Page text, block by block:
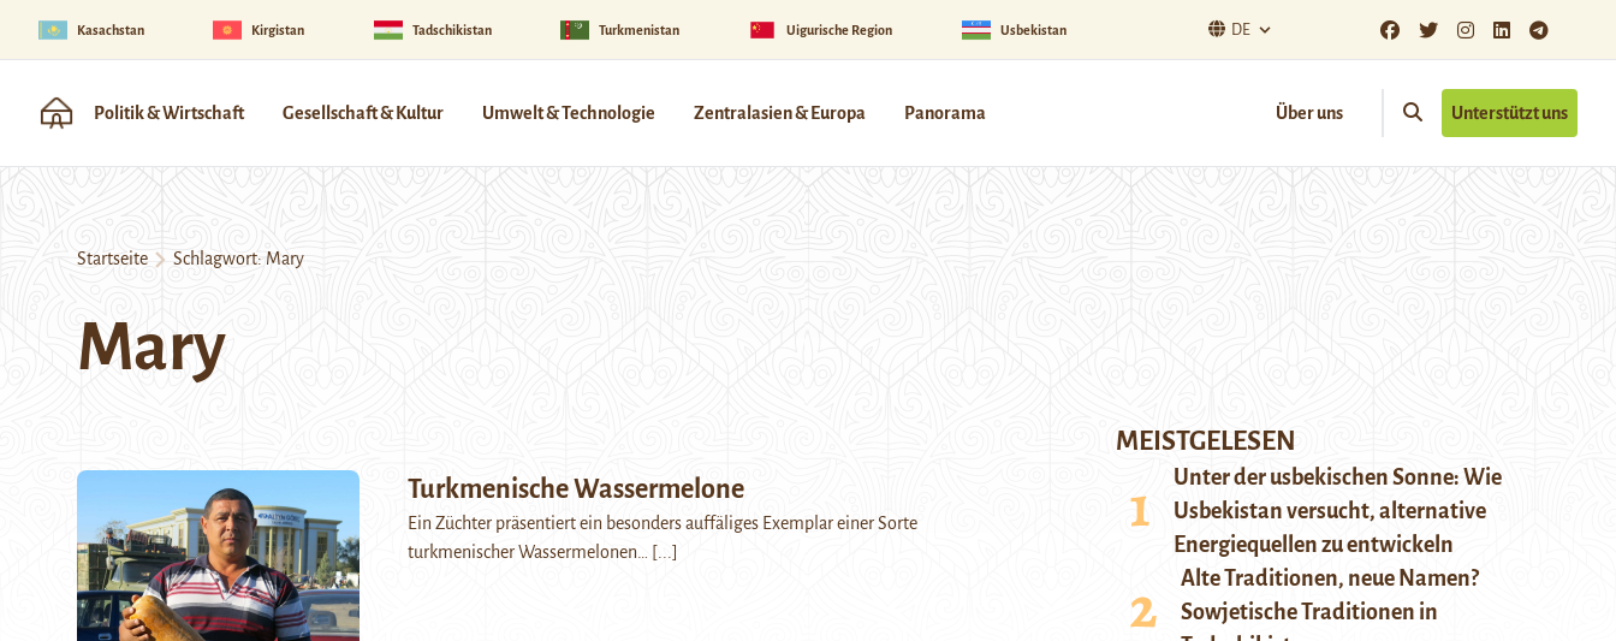
Kasachstan Kirgistan Tadschikistan Turkmenistan Uigurische Region Usbekistan DE
Politik & Wirtschaft Gesellschaft & Kultur Umwelt & Technologie Zentralasien & Europa Panorama Über uns Unterstützt uns
Startseite Schlagwort: Mary
Mary
Turkmenische Wassermelone
Ein Züchter präsentiert ein besonders auffäliges Exemplar einer Sorte
turkmenischer Wassermelonen…
[...]
MEISTGELESEN
Unter der usbekischen Sonne: Wie
Usbekistan versucht, alternative
Energiequellen zu entwickeln
Alte Traditionen, neue Namen?
Sowjetische Traditionen in